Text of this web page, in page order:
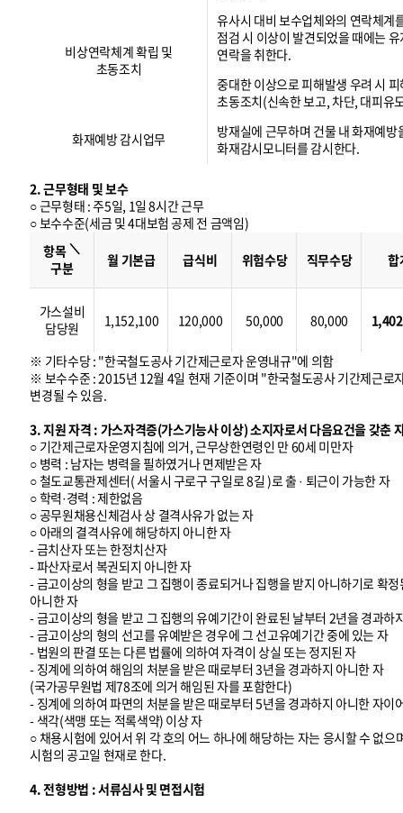
비상연락체계 확립 및
초동조치
유사시 대비 보수업체와의 연락체계
점검 시 이상이 발견되었을 때에는
연락을 취한다.
중대한 이상으로 피해발생 우려 시
초동조치(신속한 보고, 차단, 대피유
화재예방 감시업무
방재실에 근무하며 건물 내 화재예방
화재감시모니터를 감시한다.
2. 근무형태 및 보수
○ 근무형태 : 주5일, 1일 8시간 근무
○ 보수수준(세금 및 4대보험 공제 전 금액임)
항목＼
구분
월 기본급 급식비 위험수당 직무수당 합
가스설비
담당원
1,152,100 120,000 50,000 80,000
※ 기타수당 : "한국철도공사 기간제근로자 운영내규"에 의함
※ 보수수준 : 2015년 12월 4일 현재 기준이며 "한국철도공사 기간제근로
변경될 수 있음.
3. 지원 자격 : 가스자격증(가스기능사 이상) 소지자로서 다음요건을 갖춘
○ 기간제근로자운영지침에 의거, 근무상한연령인 만 60세 미만자
○ 병력 : 남자는 병력을 필하였거나 면제받은 자
○ 철도교통관제센터( 서울시 구로구 구일로 8길 )로 출 · 퇴근이 가능한 자
○ 학력·경력 : 제한없음
○ 공무원채용신체검사 상 결격사유가 없는 자
○ 아래의 결격사유에 해당하지 아니한 자
- 금치산자 또는 한정치산자
- 파산자로서 복권되지 아니한 자
- 금고이상의 형을 받고 그 집행이 종료되거나 집행을 받지 아니하기로 확
아니한 자
- 금고이상의 형을 받고 그 집행의 유예기간이 완료된 날부터 2년을 경과하
- 금고이상의 형의 선고를 유예받은 경우에 그 선고유예기간 중에 있는 자
- 법원의 판결 또는 다른 법률에 의하여 자격이 상실 또는 정지된 자
- 징계에 의하여 해임의 처분을 받은 때로부터 3년을 경과하지 아니한 자
(국가공무원법 제78조에 의거 해임된 자를 포함한다)
- 징계에 의하여 파면의 처분을 받은 때로부터 5년을 경과하지 아니한 자이
- 색각(색맹 또는 적록색약) 이상 자
○ 채용시험에 있어서 위 각 호의 어느 하나에 해당하는 자는 응시할 수 없으
시험의 공고일 현재로 한다.
4. 전형방법 : 서류심사 및 면접시험